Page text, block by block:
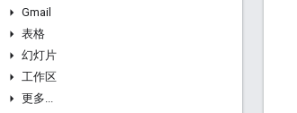
Gmail
表格
幻灯片
工作区
更多...